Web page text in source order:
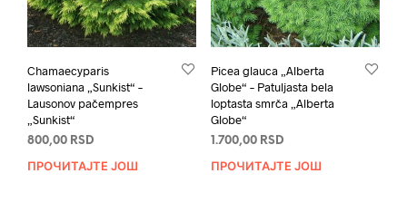
Chamaecyparis
lawsoniana „Sunkist“ –
Lausonov pačempres
„Sunkist“
800,00 RSD
ПРОЧИТАЈТЕ ЈОШ
Picea glauca „Alberta
Globe“ – Patuljasta bela
loptasta smrča „Alberta
Globe“
1.700,00 RSD
ПРОЧИТАЈТЕ ЈОШ